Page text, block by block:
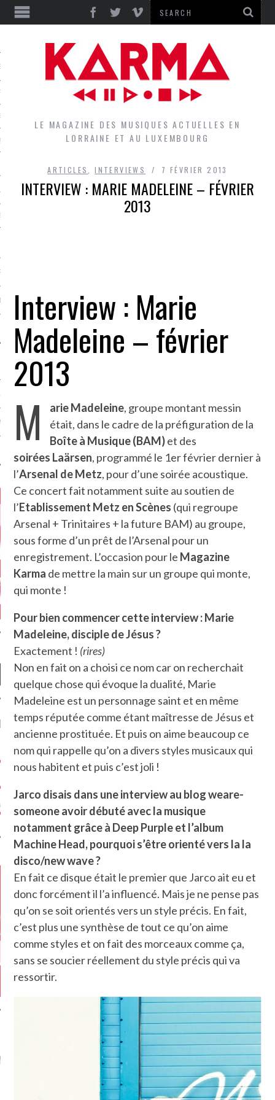
GROUPES DU LOCAL
CRITIQUES
7.6
DUDE’S REV...
6.8
– HEL...
ANNIVERSAIRE
LE MAGAZINE DES MUSIQUES ACTUELLES EN
LORRAINE ET AU LUXEMBOURG
ARTICLES ,INTERVIEWS 7 FÉVRIER 2013
INTERVIEW : MARIE MADELEINE – FÉVRIER
2013
Interview : Marie
Madeleine – février
2013
M arie Madeleine, groupe montant messin
était, dans le cadre de la préfiguration de la
Boîte à Musique (BAM)et des
soirées Laärsen, programmé le 1er février dernier à
l’Arsenal de Metz, pour d’une soirée acoustique.
Ce concert fait notamment suite au soutien de
l’Etablissement Metz en Scènes (qui regroupe
Arsenal + Trinitaires + la future BAM) au groupe,
sous forme d’un prêt de l’Arsenal pour un
enregistrement. L’occasion pour le Magazine
Karma de mettre la main sur un groupe qui monte,
qui monte !
Pour bien commencer cette interview : Marie
Madeleine, disciple de Jésus ?
Exactement ! (rires)
Non en fait on a choisi ce nom car on recherchait
quelque chose qui évoque la dualité, Marie
Madeleine est un personnage saint et en même
temps réputée comme étant maîtresse de Jésus et
ancienne prostituée. Et puis on aime beaucoup ce
nom qui rappelle qu’on a divers styles musicaux qui
nous habitent et puis c’est joli !
Jarco disais dans une interview au blog weare-
someone avoir débuté avec la musique
notamment grâce à Deep Purple et l’album
Machine Head, pourquoi s’être orienté vers la la
disco/new wave ?
En fait ce disque était le premier que Jarco ait eu et
donc forcément il l’a influencé. Mais je ne pense pas
qu’on se soit orientés vers un style précis. En fait,
c’est plus une synthèse de tout ce qu’on aime
comme styles et on fait des morceaux comme ça,
sans se soucier réellement du style précis qui va
ressortir.